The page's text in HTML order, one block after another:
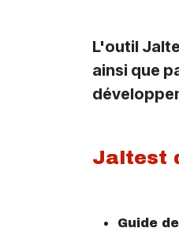
L'outil
ainsi que
Jaltest
Guide